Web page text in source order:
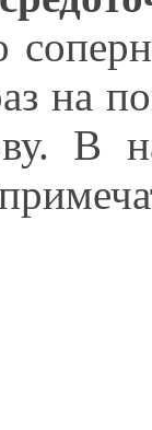
на
В